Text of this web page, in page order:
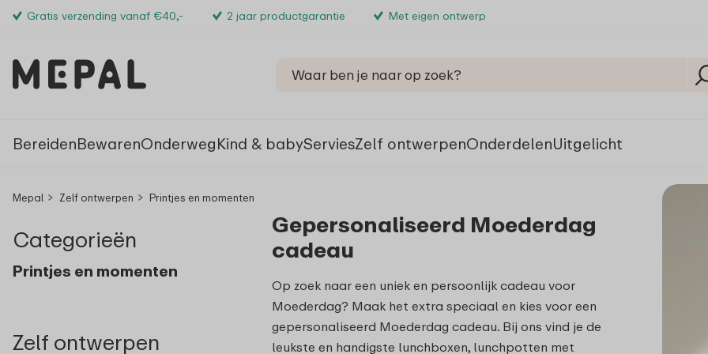
Gratis verzending vanaf €40,- 2 jaar productgarantie Met eigen ontwerp
BereidenBewarenOnderwegKind & babyServiesZelf ontwerpenOnderdelenUitgelicht
Mepal Zelf ontwerpen Printjes en momenten
Categorieën
Printjes en momenten
Zelf ontwerpen
Gepersonaliseerd Moederdag
cadeau
Op zoek naar een uniek en persoonlijk cadeau voor
Moederdag? Maak het extra speciaal en kies voor een
gepersonaliseerd Moederdag cadeau. Bij ons vind je de
leukste en handigste lunchboxen, lunchpotten met